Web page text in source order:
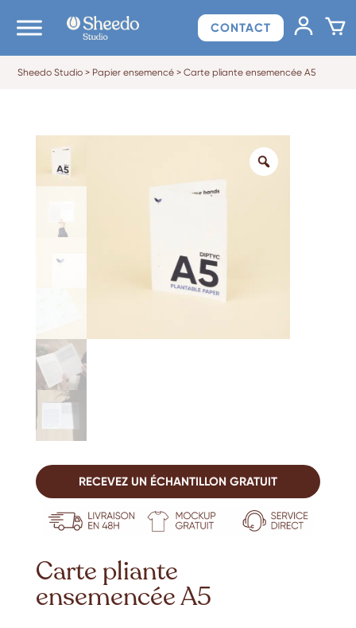
CONTACT
Sheedo Studio > Papier ensemencé >Carte pliante ensemencée A5
RECEVEZ UN ÉCHANTILLON GRATUIT
Carte pliante
ensemencée A5